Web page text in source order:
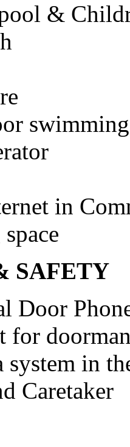
&
in
SAFETY
Door
for
system in
Caretaker